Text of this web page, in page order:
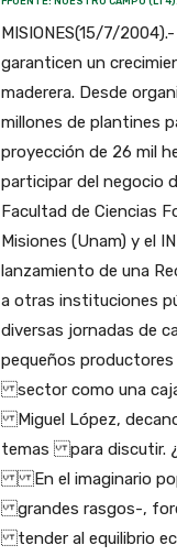
MISIONES(15/7/
garanticen un
maderera. Desde
millones de plantines
proyección de 26 mil
participar del
Facultad de Ciencias
Misiones (Unam) y el
lanzamiento de una
a otras instituciones
diversas jornadas de
pequeños
sector como una caja
Miguel López, decano
temas para discutir.
En el imaginario
grandes rasgos-,
tender al equilibrio